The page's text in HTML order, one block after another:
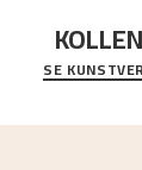
KOLLEN
fjell dominerer
til det
SE